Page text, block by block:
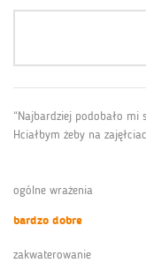
“Najbardziej podobało mi
Hciałbym żeby na
ogólne wrażenia
bardzo dobre
zakwaterowanie